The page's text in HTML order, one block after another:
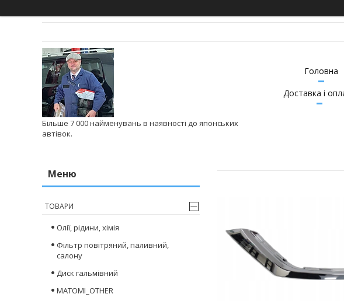
Більше 7 000 найменувань в наявності до японських
автівок.
Головна
Доставка і
ТОВАРИ
Олії, рідини, хімія
Фільтр повітряний, паливний,
салону
Диск гальмівний
MATOMI_OTHER